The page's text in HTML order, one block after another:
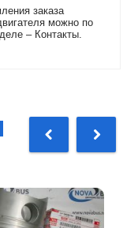
заказа
можно по
– Контакты.